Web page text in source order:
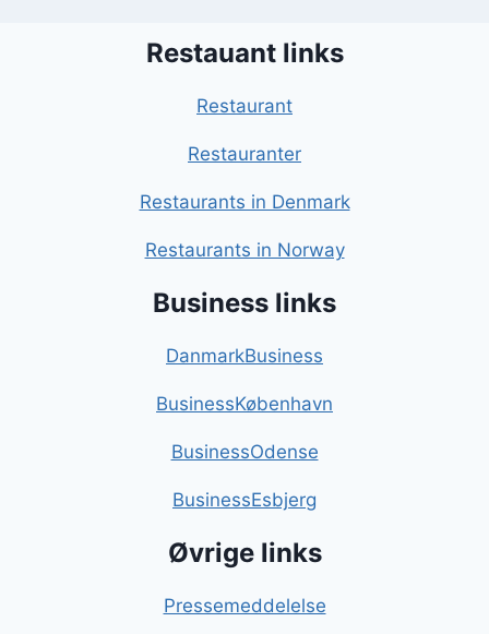
Restauant links
Restaurant
Restauranter
Restaurants in Denmark
Restaurants in Norway
Business links
DanmarkBusiness
BusinessKøbenhavn
BusinessOdense
BusinessEsbjerg
Øvrige links
Pressemeddelelse